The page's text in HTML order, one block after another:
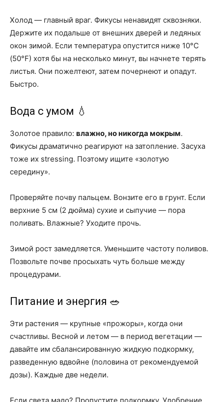
Холод — главный враг. Фикусы ненавидят сквозняки.
Держите их подальше от внешних дверей и ледяных
окон зимой. Если температура опустится ниже 10°C
(50°F) хотя бы на несколько минут, вы начнете терять
листья. Они пожелтеют, затем почернеют и опадут.
Быстро.
Вода с умом 💧
Золотое правило: влажно, но никогда мокрым.
Фикусы драматично реагируют на затопление. Засуха
тоже их stressing. Поэтому ищите «золотую
середину».
Проверяйте почву пальцем. Вонзите его в грунт. Если
верхние 5 см (2 дюйма) сухие и сыпучие — пора
поливать. Влажные? Уходите прочь.
Зимой рост замедляется. Уменьшите частоту поливов.
Позвольте почве просыхать чуть больше между
процедурами.
Питание и энергия 🥗
Эти растения — крупные «прожоры», когда они
счастливы. Весной и летом — в период вегетации —
давайте им сбалансированную жидкую подкормку,
разведенную вдвойне (половина от рекомендуемой
дозы). Каждые две недели.